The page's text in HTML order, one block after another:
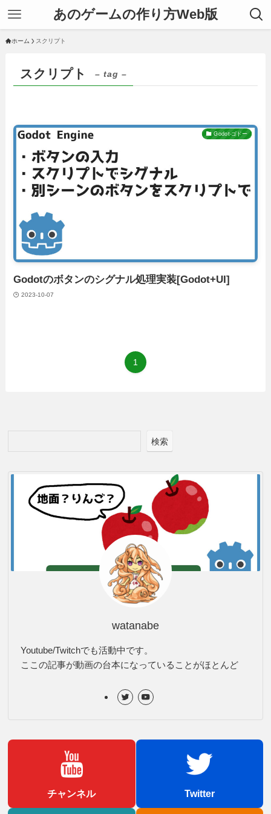
あのゲームの作り方Web版
ホーム スクリプト
スクリプト – tag –
Godot-ゴドー
Godotのボタンのシグナル処理実装[Godot+UI]
2023-10-07
1
検索
watanabe
Youtube/Twitchでも活動中です。
ここの記事が動画の台本になっていることがほとんど
チャンネル Twitter